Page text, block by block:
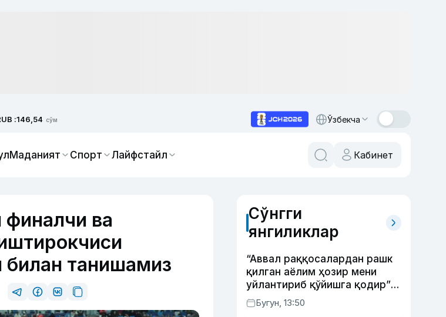
:146,54 сўм Ўзбекча
Маданият Спорт Лайфстайл Кабинет
ва
танишамиз
Сўнгги
янгиликлар
“Аввал раққосалардан рашк
қилган аёлим ҳозир мени
уйлантириб қўйишга қодир”
— Анвар Собиров давлат
ишидаги фаолияти ва ўғил
Бугун, 13:50